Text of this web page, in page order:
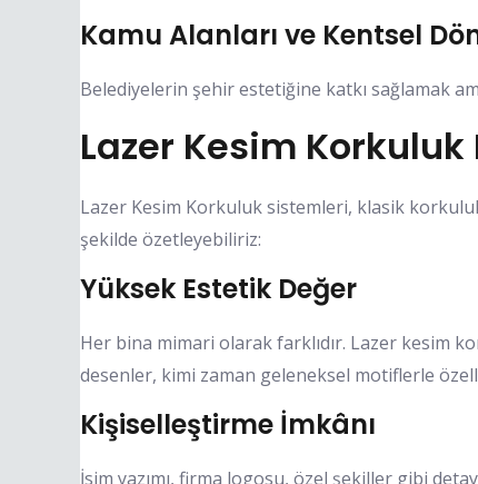
Kamu Alanları ve Kentsel
Belediyelerin şehir estetiğine katkı sağlamak
Lazer Kesim
Lazer Kesim Korkuluk sistemleri, klasik
şekilde özetleyebiliriz:
Yüksek Estetik Değer
Her bina mimari olarak farklıdır. Lazer kesim
desenler, kimi zaman geleneksel motiflerle
Kişiselleştirme İmkânı
İsim yazımı, firma logosu, özel şekiller gibi